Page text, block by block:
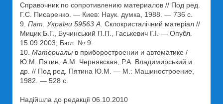
Справочник по сопротивлению материалов // Под ред.
Г.С. Писаренко. — Киев: Наук. думка, 1988. — 736 с.
9. Пат. України 59563 А . Склокристалічний матеріал //
Мицик Б.Г., Бучинський П.П., Гаськевич Г.І. — Опубл.
15.09.2003; Бюл. № 9.
10. Материалы в приборостроении и автоматике /
Ю.М. Пятин, А.М. Чернявская, Р.А. Владимирський и
др. // Под ред. Пятина Ю.М. — М.: Машиностроение,
1982. — 528 с.
Надійшла до редакції 06.10.2010